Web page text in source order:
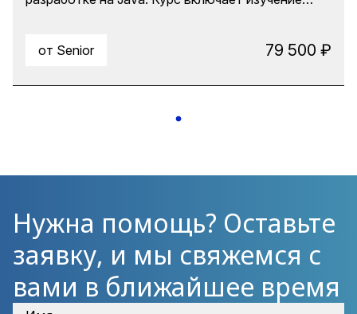
WebSocket и RSocket. Улучшите
версии курса добавлен практикум по ИИ: вы
используя нейросети в качестве ассистента. В
задействованы приемы использования
Искусственного интеллекта для кодогенерации,
рефакторинга и отладки.
от Senior 79 500 ₽
Нужна помощь? Оставьте
заявку, и мы свяжемся с
вами в ближайшее время